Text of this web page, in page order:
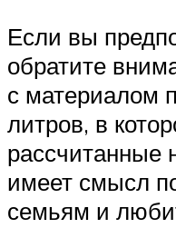
Если вы
обратите
с материалом
литров, в
рассчитанные
имеет смысл
семьям и